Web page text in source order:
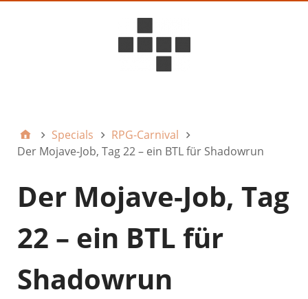
Specials
RPG-Carnival
Der Mojave-Job, Tag 22 – ein BTL für Shadowrun
Der Mojave-Job, Tag
22 – ein BTL für
Shadowrun